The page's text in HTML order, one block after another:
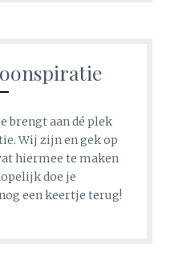
brengt aan dé plek
Wij zijn en gek op
hiermee te maken
doe je
een keertje terug!